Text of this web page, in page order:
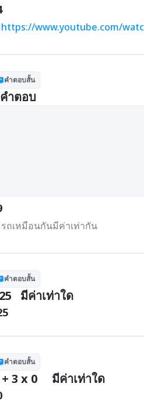
https://www.youtube.com/
คำตอบสั้น
ำตอบ
รถเหมือนกันมีค่าเท่ากัน
คำตอบสั้น
มีค่าเท่าใด
คำตอบสั้น
3 x 0     มีค่าเท่าใด